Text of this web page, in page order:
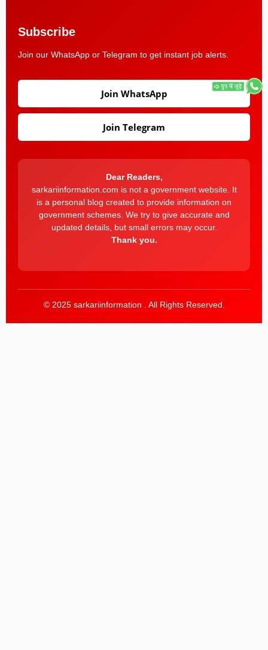
Subscribe
Join our WhatsApp or Telegram to get instant job alerts.
Join WhatsApp
Join Telegram
Dear Readers,
sarkariinformation.com is not a government website. It
is a personal blog created to provide information on
government schemes. We try to give accurate and
updated details, but small errors may occur.
Thank you.
© 2025 sarkariinformation . All Rights Reserved.